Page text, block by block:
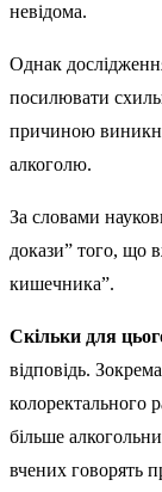
невідома.
Однак
посилювати
причиною
алкоголю.
За словами
докази” того, що
кишечника”.
Скільки для
відповідь.
колоректального
більше
вчених говорять